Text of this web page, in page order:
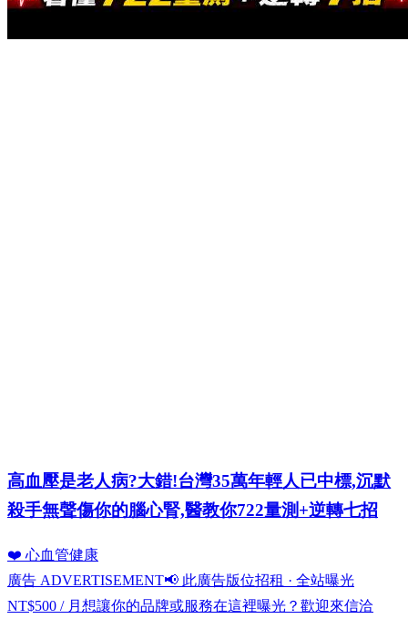
高血壓是老人病?大錯!台灣35萬年輕人已中標,沉默
殺手無聲傷你的腦心腎,醫教你722量測+逆轉七招
❤️ 心血管健康
廣告 ADVERTISEMENT📢 此廣告版位招租 · 全站曝光
NT$500 / 月 想讓你的品牌或服務在這裡曝光？歡迎來信洽